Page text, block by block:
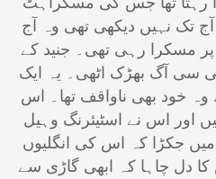
تک نہیں دیکھی تھی وہ آج
پر مسکرا رہی تھی۔ جنید کے
سی آگ بھڑک اٹھی۔ یہ ایک
خود بھی ناواقف تھا۔ اس
اور اس نے اسٹیئرنگ وہیل
جکڑا کہ اس کی انگلیوں
دل چاہا کہ ابھی گاڑی سے